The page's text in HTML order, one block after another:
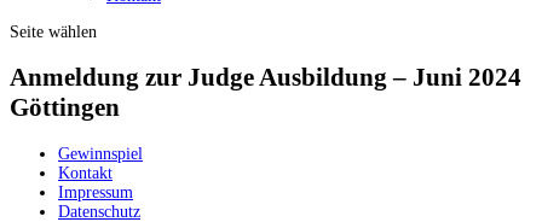
Seite wählen
Anmeldung zur Judge Ausbildung – Juni 2024
Göttingen
Gewinnspiel
Kontakt
Impressum
Datenschutz